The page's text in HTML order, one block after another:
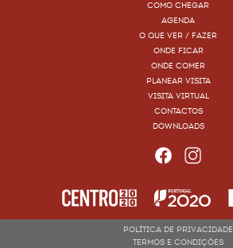
COMO CHEGAR
AGENDA
O QUE VER / FAZER
ONDE FICAR
ONDE COMER
PLANEAR VISITA
VISITA VIRTUAL
CONTACTOS
DOWNLOADS
POLÍTICA DE PRIVACIDADE
TERMOS E CONDIÇÕES